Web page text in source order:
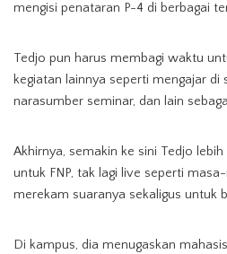
mengisi penataran P-4 di berbagai
Tedjo pun harus membagi waktu
kegiatan lainnya seperti mengajar di
narasumber seminar, dan lain
Akhirnya, semakin ke sini Tedjo
untuk FNP, tak lagi live seperti
merekam suaranya sekaligus untuk
Di kampus, dia menugaskan